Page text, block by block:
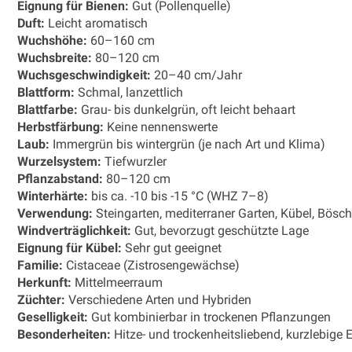
Eignung für Bienen: Gut (Pollenquelle)
Duft: Leicht aromatisch
Wuchshöhe: 60–160 cm
Wuchsbreite: 80–120 cm
Wuchsgeschwindigkeit: 20–40 cm/Jahr
Blattform: Schmal, lanzettlich
Blattfarbe: Grau- bis dunkelgrün, oft leicht behaart
Herbstfärbung: Keine nennenswerte
Laub: Immergrün bis wintergrün (je nach Art und Klima)
Wurzelsystem: Tiefwurzler
Pflanzabstand: 80–120 cm
Winterhärte: bis ca. -10 bis -15 °C (WHZ 7–8)
Verwendung: Steingarten, mediterraner Garten, Kübel,
Windverträglichkeit: Gut, bevorzugt geschützte Lage
Eignung für Kübel: Sehr gut geeignet
Familie: Cistaceae (Zistrosengewächse)
Herkunft: Mittelmeerraum
Züchter: Verschiedene Arten und Hybriden
Geselligkeit: Gut kombinierbar in trockenen Pflanzungen
Besonderheiten: Hitze- und trockenheitsliebend, kurzlebige